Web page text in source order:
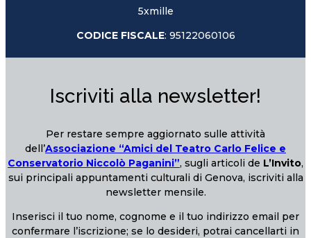
5xmille
CODICE FISCALE: 95122060106
Iscriviti alla newsletter!
Per restare sempre aggiornato sulle attività
dell’Associazione “Amici del Teatro Carlo Felice e
Conservatorio Niccolò Paganini”, sugli articoli de L’Invito,
sui principali appuntamenti culturali di Genova, iscriviti alla
newsletter mensile.
Inserisci il tuo nome, cognome e il tuo indirizzo email per
confermare l’iscrizione; se lo desideri, potrai cancellarti in